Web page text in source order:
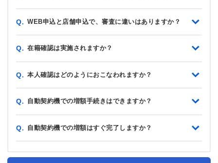
Q. WEB申込と店舗申込で、審査に違いはありますか？
Q. 在籍確認は実施されますか？
Q. 本人確認はどのようにおこなわれますか？
Q. 自動契約機での増額手続きはできますか？
Q. 自動契約機での増額はすぐ完了しますか？